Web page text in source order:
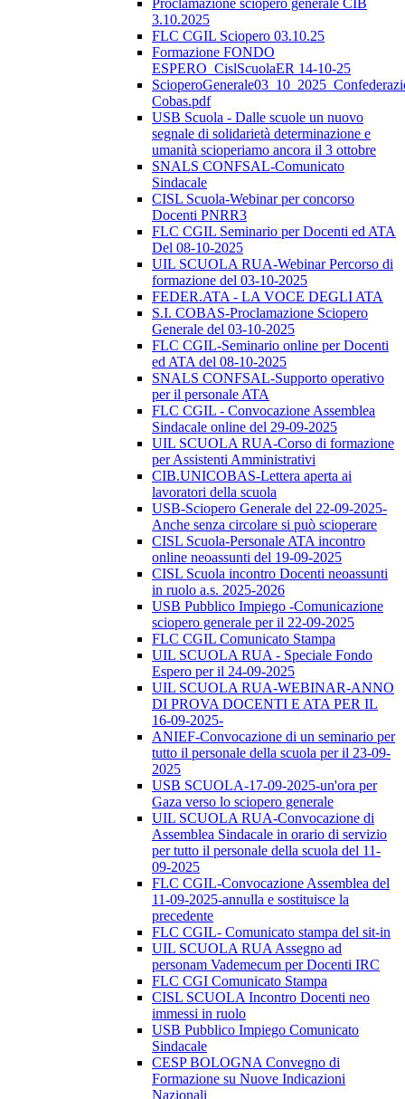
Proclamazione sciopero generale CIB
3.10.2025
FLC CGIL Sciopero 03.10.25
Formazione FONDO
ESPERO_CislScuolaER 14-10-25
Cobas.pdf
USB Scuola - Dalle scuole un nuovo
segnale di solidarietà determinazione e
umanità scioperiamo ancora il 3 ottobre
SNALS CONFSAL-Comunicato
Sindacale
CISL Scuola-Webinar per concorso
Docenti PNRR3
FLC CGIL Seminario per Docenti ed ATA
Del 08-10-2025
UIL SCUOLA RUA-Webinar Percorso di
formazione del 03-10-2025
FEDER.ATA - LA VOCE DEGLI ATA
S.I. COBAS-Proclamazione Sciopero
Generale del 03-10-2025
FLC CGIL-Seminario online per Docenti
ed ATA del 08-10-2025
SNALS CONFSAL-Supporto operativo
per il personale ATA
FLC CGIL - Convocazione Assemblea
Sindacale online del 29-09-2025
UIL SCUOLA RUA-Corso di formazione
per Assistenti Amministrativi
CIB.UNICOBAS-Lettera aperta ai
lavoratori della scuola
USB-Sciopero Generale del 22-09-2025-
Anche senza circolare si può scioperare
CISL Scuola-Personale ATA incontro
online neoassunti del 19-09-2025
CISL Scuola incontro Docenti neoassunti
in ruolo a.s. 2025-2026
USB Pubblico Impiego -Comunicazione
sciopero generale per il 22-09-2025
FLC CGIL Comunicato Stampa
UIL SCUOLA RUA - Speciale Fondo
Espero per il 24-09-2025
UIL SCUOLA RUA-WEBINAR-ANNO
DI PROVA DOCENTI E ATA PER IL
16-09-2025-
ANIEF-Convocazione di un seminario per
tutto il personale della scuola per il 23-09-
2025
USB SCUOLA-17-09-2025-un'ora per
Gaza verso lo sciopero generale
UIL SCUOLA RUA-Convocazione di
Assemblea Sindacale in orario di servizio
per tutto il personale della scuola del 11-
09-2025
FLC CGIL-Convocazione Assemblea del
11-09-2025-annulla e sostituisce la
precedente
FLC CGIL- Comunicato stampa del sit-in
UIL SCUOLA RUA Assegno ad
personam Vademecum per Docenti IRC
FLC CGI Comunicato Stampa
CISL SCUOLA Incontro Docenti neo
immessi in ruolo
USB Pubblico Impiego Comunicato
Sindacale
CESP BOLOGNA Convegno di
Formazione su Nuove Indicazioni
Nazionali